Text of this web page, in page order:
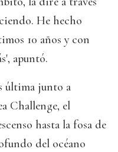
He hecho
10 años y con
apuntó.
última junto a
Challenge, el
hasta la fosa de
del océano